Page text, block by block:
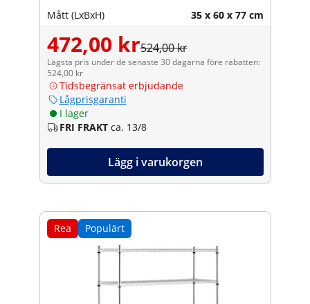
Mått (LxBxH) 35 x 60 x 77 cm
472,00 kr524,00 kr
Lägsta pris under de senaste 30 dagarna före rabatten:
524,00 kr
Tidsbegränsat erbjudande
Lågprisgaranti
I lager
FRI FRAKT ca. 13/8
Lägg i varukorgen
Rea Populärt